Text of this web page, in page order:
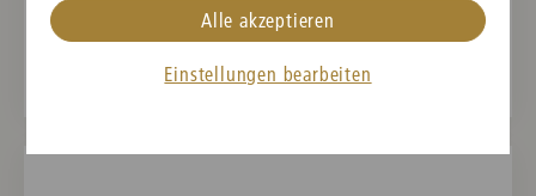
Antonín Dvořák
Einstellungen bearbeiten
Alle akzeptieren